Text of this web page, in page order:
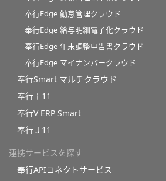
奉行Edge 勤怠管理クラウド
奉行Edge 給与明細電子化クラウド
奉行Edge 年末調整申告書クラウド
奉行Edge マイナンバークラウド
奉行Smart マルチクラウド
奉行ｉ11
奉行V ERP Smart
奉行Ｊ11
連携サービスを探す
奉行APIコネクトサービス